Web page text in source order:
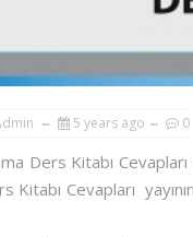
5 years ago 0
Ders Kitabı Cevapları
Kitabı Cevapları